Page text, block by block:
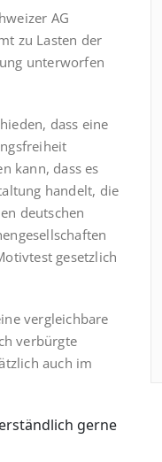
AG
zu Lasten der
unterworfen
dass eine
kann, dass es
handelt, die
deutschen
gesetzlich
vergleichbare
verbürgte
auch im
gerne